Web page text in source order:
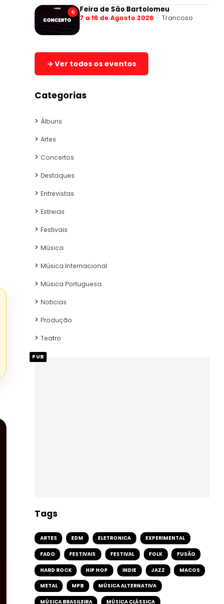
C Feira de São Bartolomeu
7 a 16 de Agosto 2026 Trancoso
→ Ver todos os eventos
Categorias
Álbuns
Artes
Concertos
Destaques
Entrevistas
Estreias
Festivais
Música
Música Internacional
Música Portuguesa
Noticias
Produção
Teatro
PUB
Tags
ARTES EDM ELETRONICA EXPERIMENTAL
FADO FESTIVAIS FESTIVAL FOLK FUSÃO
HARD ROCK HIP HOP INDIE JAZZ MACOS
METAL MPB MÚSICA ALTERNATIVA
MÚSICA BRASILEIRA MÚSICA CLÁSSICA